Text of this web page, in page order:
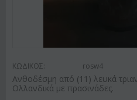
ΚΩΔΙΚΟΣ: rosw4
Ανθοδέσμη από (11) λευκά
Ολλανδικά με πρασινάδες.